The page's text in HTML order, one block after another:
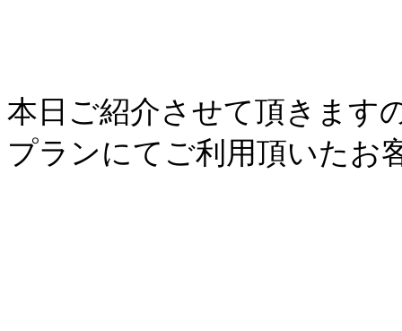
本日ご紹介させて頂きます
プランにてご利用頂いたお